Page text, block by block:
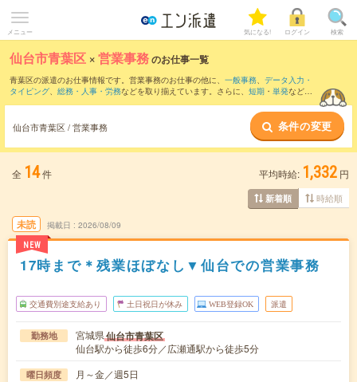
メニュー 気になる! ログイン 検索
仙台市青葉区 ×営業事務のお仕事一覧
青葉区の派遣のお仕事情報です。営業事務のお仕事の他に、 一般事務、 データ入力・
タイピング、 総務・人事・労務などを取り揃えています。さらに、 短期 ・ 単発などの
仙台市青葉区 / 営業事務 条件の変更
全 14件 平均時給: 1,332 円
新着順 時給順
未読
NEW
掲載日 2026/08/09
17時まで＊残業ほぼなし▼仙台での営業事務
交通費別途支給あり 土日祝日が休み WEB登録OK 派遣
勤務地 宮城県仙台市青葉区
仙台駅から徒歩6分／広瀬通駅から徒歩5分
曜日頻度 月～金／週5日